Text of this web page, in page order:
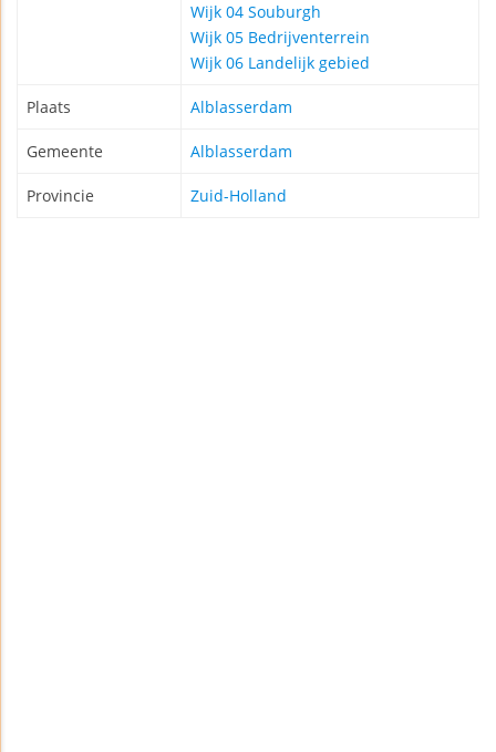
Wijk 04 Souburgh
Wijk 05 Bedrijventerrein
Wijk 06 Landelijk gebied
Plaats Alblasserdam
Gemeente Alblasserdam
Provincie Zuid-Holland